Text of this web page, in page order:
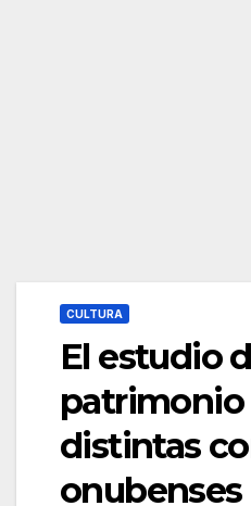
CULTURA
El estudio
patrimonio
distintas
onubenses